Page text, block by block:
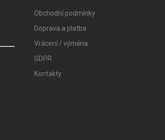
Obchodní podmínky
Doprava a platba
Vrácení / výměna
GDPR
Kontakty